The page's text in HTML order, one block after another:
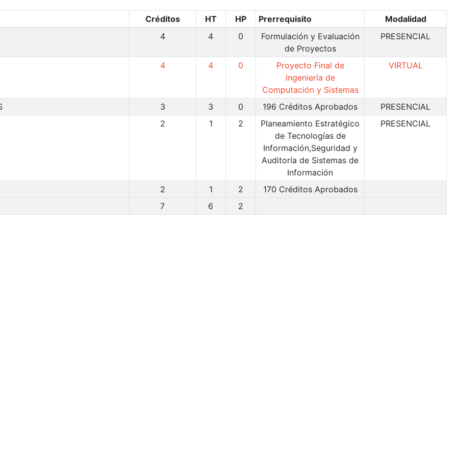
Créditos HT HP Prerrequisito
Modalidad
4 4 0
Formulación y Evaluación
de Proyectos
PRESENCIAL
4 4 0
Proyecto Final de
Ingeniería de
Computación y Sistemas
VIRTUAL
3 3 0 196 Créditos Aprobados
PRESENCIAL
2 1 2
Planeamiento Estratégico
de Tecnologías de
Información,Seguridad y
Auditoría de Sistemas de
Información
PRESENCIAL
2 1 2
170 Créditos Aprobados
7 6 2